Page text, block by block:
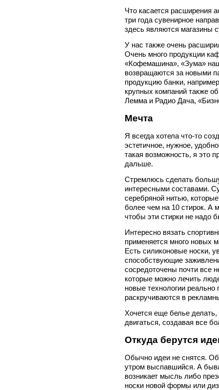
Что касается расширения
три года сувенирное
здесь являются магазины
У нас также очень
Очень много продукции
«Кофемашина», «Зума»
возвращаются за новыми
продукцию банки,
крупных компаний также
Лемма и Радио Дача,
Мечта
Я всегда хотела что-то
эстетичное, нужное,
такая возможность, я это
дальше.
Стремлюсь сделать
интересными составами.
серебряной нитью,
более чем на 10 стирок. А
чтобы эти стирки не надо
Интересно вязать
применяется много новых
Есть силиконовые носки,
способствующие
сосредоточены почти все
которые можно лечить
новые технологии
раскручиваются в
Хочется еще белье делать,
двигаться, создавая все
Откуда берутся
Обычно идеи не снятся.
утром выспавшийся. А
возникает мысль либо
носки новой формы или